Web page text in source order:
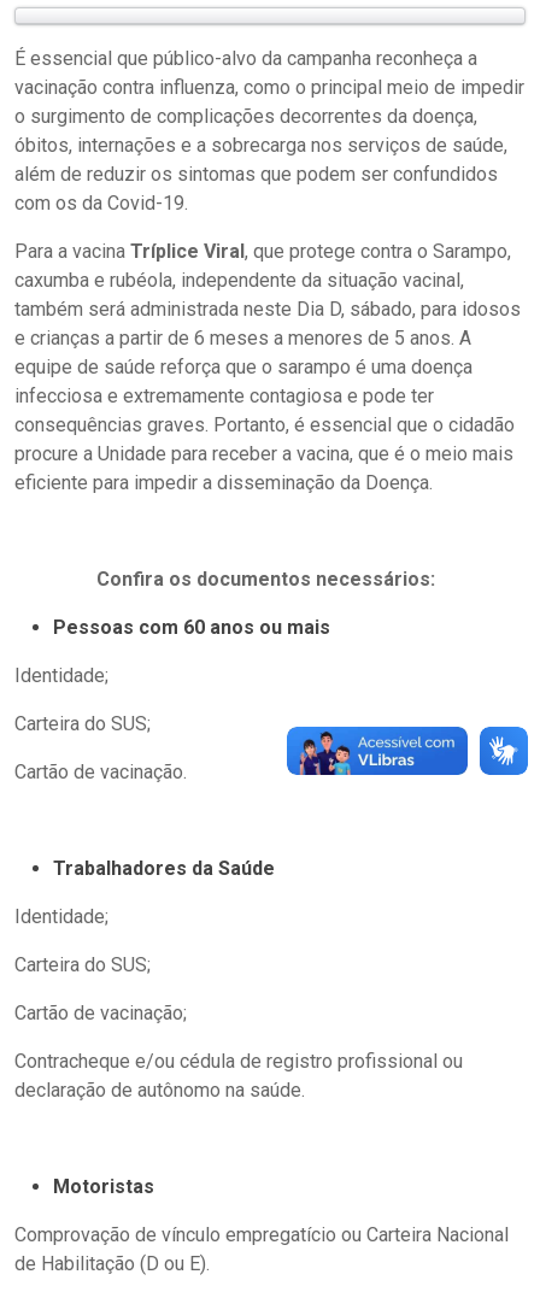
É essencial que público-alvo da campanha reconheça a
vacinação contra influenza, como o principal meio de impedir
o surgimento de complicações decorrentes da doença,
óbitos, internações e a sobrecarga nos serviços de saúde,
além de reduzir os sintomas que podem ser confundidos
com os da Covid-19.
Para a vacina Tríplice Viral, que protege contra o Sarampo,
caxumba e rubéola, independente da situação vacinal,
também será administrada neste Dia D, sábado, para idosos
e crianças a partir de 6 meses a menores de 5 anos. A
equipe de saúde reforça que o sarampo é uma doença
infecciosa e extremamente contagiosa e pode ter
consequências graves. Portanto, é essencial que o cidadão
procure a Unidade para receber a vacina, que é o meio mais
eficiente para impedir a disseminação da Doença.
Confira os documentos necessários:
Pessoas com 60 anos ou mais
Identidade;
Carteira do SUS;
Cartão de vacinação.
Trabalhadores da Saúde
Identidade;
Carteira do SUS;
Cartão de vacinação;
Contracheque e/ou cédula de registro profissional ou
declaração de autônomo na saúde.
Motoristas
Comprovação de vínculo empregatício ou Carteira Nacional
de Habilitação (D ou E).